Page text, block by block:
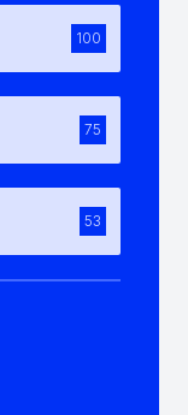
100
75
53